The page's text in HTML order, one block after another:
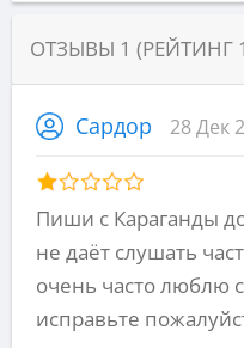
ОТЗЫВЫ 1 (РЕЙТИНГ 1
Сардор 28 Дек
Пиши с Караганды
не даёт слушать
очень часто люблю
исправьте